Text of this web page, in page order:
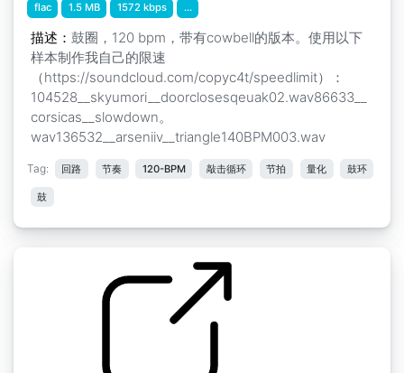
flac 1.5 MB 1572 kbps ...
描述： 鼓圈，120 bpm，带有cowbell的版本。使用以下
样本制作我自己的限速
（https://soundcloud.com/copyc4t/speedlimit）：
104528__skyumori__doorclosesqeuak02.wav86633__
corsicas__slowdown。
wav136532__arseniiv__triangle140BPM003.wav
Tag: 回路 节奏 120-BPM 敲击循环 节拍 量化 鼓环
鼓